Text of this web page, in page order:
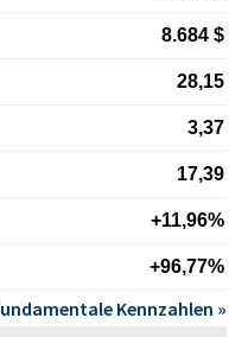
8.684 $
28,15
3,37
17,39
+11,96%
+96,77%
Kennzahlen »